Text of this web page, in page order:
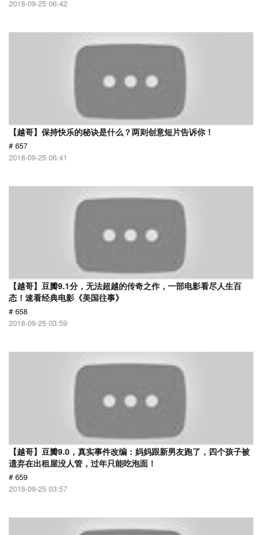
2018-09-25 06:42
【越哥】保持快乐的秘诀是什么？两则创意短片告诉你！
# 657
2018-09-25 06:41
【越哥】豆瓣9.1分，无法超越的传奇之作，一部电影看尽人生百
态！速看经典电影《美国往事》
# 658
2018-09-25 03:59
【越哥】豆瓣9.0，真实事件改编：妈妈跟新男友跑了，四个孩子被
遗弃在出租屋没人管，过年只能吃泡面！
# 659
2018-09-25 03:57